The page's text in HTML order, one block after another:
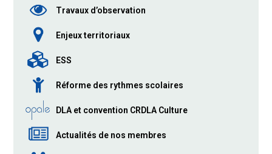
Travaux d’observation
Enjeux territoriaux
ESS
Réforme des rythmes scolaires
DLA et convention CRDLA Culture
Actualités de nos membres